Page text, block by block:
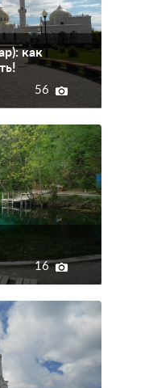
как
56
16